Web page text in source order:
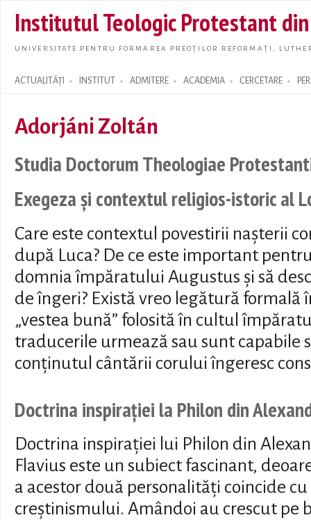
main
Institutul Teologic Protestant
UNIVERSITATE PENTRU FORMAREA PREOȚILOR REFORMAȚI,
ACTUALITĂȚI INSTITUT ADMITERE ACADEMIA CERCETARE
Search form
Adorjáni Zoltán
Studia Doctorum Theologiae
Exegeza și contextul religios-istoric al
Care este contextul povestirii nașterii
după Luca? De ce este important
domnia împăratului Augustus și să
de îngeri? Există vreo legătură formală
„vestea bună” folosită în cultul
traducerile urmează sau sunt capabile
conținutul cântării corului îngeresc
Doctrina inspirației la Philon din
Doctrina inspirației lui Philon din
Flavius este un subiect fascinant,
a acestor două personalități coincide
creștinismului. Amândoi au crescut pe